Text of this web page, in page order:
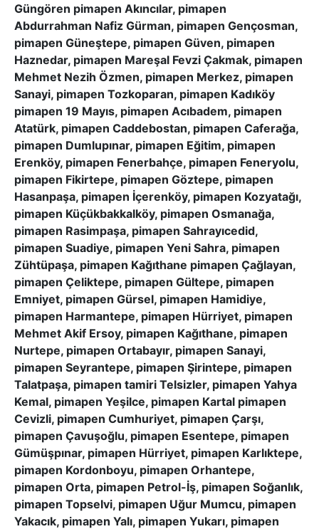
Güngören pimapen Akıncılar, pimapen
Abdurrahman Nafiz Gürman, pimapen Gençosman,
pimapen Güneştepe, pimapen Güven, pimapen
Haznedar, pimapen Mareşal Fevzi Çakmak, pimapen
Mehmet Nezih Özmen, pimapen Merkez, pimapen
Sanayi, pimapen Tozkoparan, pimapen Kadıköy
pimapen 19 Mayıs, pimapen Acıbadem, pimapen
Atatürk, pimapen Caddebostan, pimapen Caferağa,
pimapen Dumlupınar, pimapen Eğitim, pimapen
Erenköy, pimapen Fenerbahçe, pimapen Feneryolu,
pimapen Fikirtepe, pimapen Göztepe, pimapen
Hasanpaşa, pimapen İçerenköy, pimapen Kozyatağı,
pimapen Küçükbakkalköy, pimapen Osmanağa,
pimapen Rasimpaşa, pimapen Sahrayıcedid,
pimapen Suadiye, pimapen Yeni Sahra, pimapen
Zühtüpaşa, pimapen Kağıthane pimapen Çağlayan,
pimapen Çeliktepe, pimapen Gültepe, pimapen
Emniyet, pimapen Gürsel, pimapen Hamidiye,
pimapen Harmantepe, pimapen Hürriyet, pimapen
Mehmet Akif Ersoy, pimapen Kağıthane, pimapen
Nurtepe, pimapen Ortabayır, pimapen Sanayi,
pimapen Seyrantepe, pimapen Şirintepe, pimapen
Talatpaşa, pimapen tamiri Telsizler, pimapen Yahya
Kemal, pimapen Yeşilce, pimapen Kartal pimapen
Cevizli, pimapen Cumhuriyet, pimapen Çarşı,
pimapen Çavuşoğlu, pimapen Esentepe, pimapen
Gümüşpınar, pimapen Hürriyet, pimapen Karlıktepe,
pimapen Kordonboyu, pimapen Orhantepe,
pimapen Orta, pimapen Petrol-İş, pimapen Soğanlık,
pimapen Topselvi, pimapen Uğur Mumcu, pimapen
Yakacık, pimapen Yalı, pimapen Yukarı, pimapen